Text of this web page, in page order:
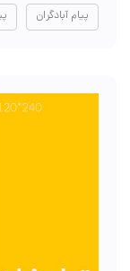
پیام آبادگران